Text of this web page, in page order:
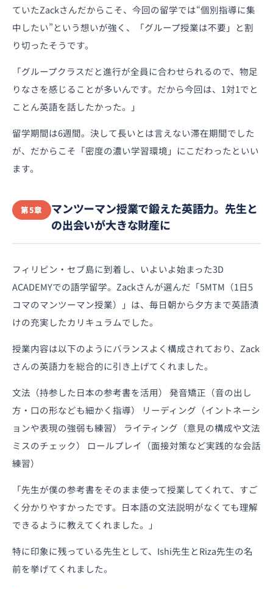
ていたZackさんだからこそ、今回の留学では“個別指導に集
中したい”という想いが強く、「グループ授業は不要」と割
り切ったそうです。
「グループクラスだと進行が全員に合わせられるので、物足
りなさを感じることが多いんです。だから今回は、1対1でと
ことん英語を話したかった。」
留学期間は6週間。決して長いとは言えない滞在期間でした
が、だからこそ「密度の濃い学習環境」にこだわったといい
ます。
第5章
マンツーマン授業で鍛えた英語力。先生と
の出会いが大きな財産に
フィリピン・セブ島に到着し、いよいよ始まった3D
ACADEMYでの語学留学。Zackさんが選んだ「5MTM（1日5
コマのマンツーマン授業）」は、毎日朝から夕方まで英語漬
けの充実したカリキュラムでした。
授業内容は以下のようにバランスよく構成されており、Zack
さんの英語力を総合的に引き上げてくれました。
文法（持参した日本の参考書を活用） 発音矯正（音の出し
方・口の形なども細かく指導） リーディング（イントネーシ
ョンや表現の強弱も練習） ライティング（意見の構成や文法
ミスのチェック） ロールプレイ（面接対策など実践的な会話
練習）
「先生が僕の参考書をそのまま使って授業してくれて、すご
く分かりやすかったです。日本語の文法説明がなくても理解
できるように教えてくれました。」
特に印象に残っている先生として、Ishi先生とRiza先生の名
前を挙げてくれました。